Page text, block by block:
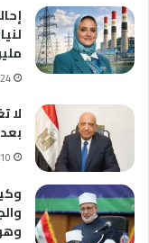
24 مايو، 2026
لا
10 يوليو، 2026